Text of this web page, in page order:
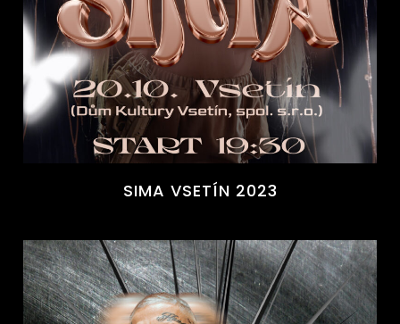
SIMA VSETÍN 2023